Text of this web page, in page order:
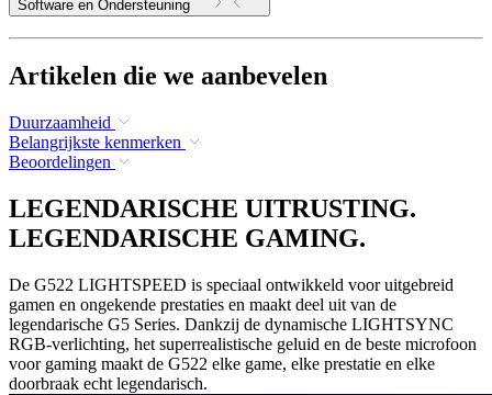
Software en Ondersteuning
Artikelen die we aanbevelen
Duurzaamheid
Belangrijkste kenmerken
Beoordelingen
LEGENDARISCHE UITRUSTING.
LEGENDARISCHE GAMING.
De G522 LIGHTSPEED is speciaal ontwikkeld voor uitgebreid
gamen en ongekende prestaties en maakt deel uit van de
legendarische G5 Series. Dankzij de dynamische LIGHTSYNC
RGB-verlichting, het superrealistische geluid en de beste microfoon
voor gaming maakt de G522 elke game, elke prestatie en elke
doorbraak echt legendarisch.